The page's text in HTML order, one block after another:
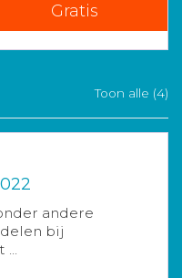
Gratis
Toon alle (4)
andere
bij
...